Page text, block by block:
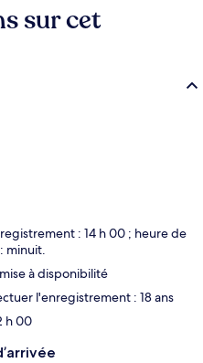
sur cet
: 14 h 00 ; heure de
minuit.
à disponibilité
l'enregistrement : 18 ans
h 00